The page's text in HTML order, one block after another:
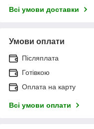
Всі умови доставки
Умови оплати
Післяплата
Готівкою
Оплата на карту
Всі умови оплати